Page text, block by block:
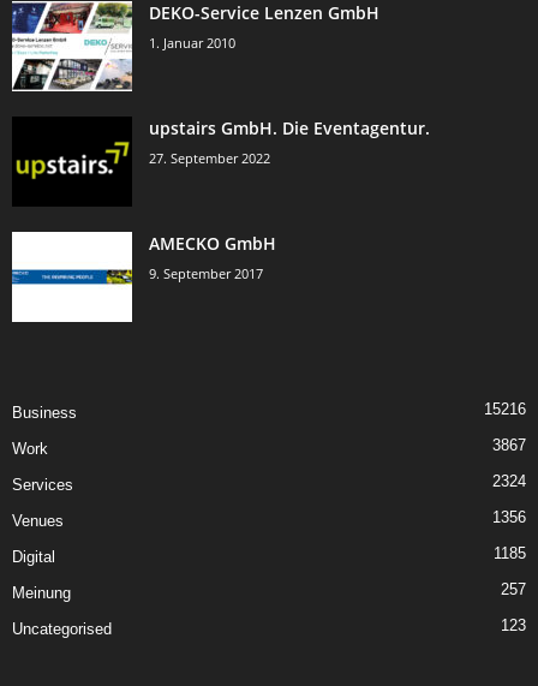
DEKO-Service Lenzen GmbH
1. Januar 2010
upstairs GmbH. Die Eventagentur.
27. September 2022
AMECKO GmbH
9. September 2017
Business 15216
Work 3867
Services 2324
Venues 1356
Digital 1185
Meinung 257
Uncategorised 123